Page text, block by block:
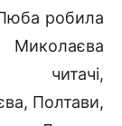
робила
читачі,
Полтави,